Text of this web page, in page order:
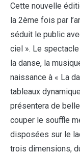
Cette nouvelle
la 2ème fois par
séduit le public
ciel ». Le
la danse, la
naissance à « La
tableaux
présentera de
couper le souffle
disposées sur le
trois dimensions,